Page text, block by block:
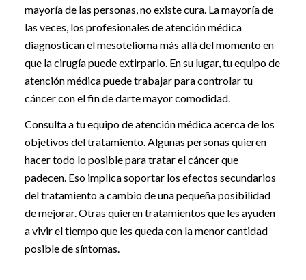
mayoría de las personas, no existe cura. La mayoría de
las veces, los profesionales de atención médica
diagnostican el mesotelioma más allá del momento en
que la cirugía puede extirparlo. En su lugar, tu equipo de
atención médica puede trabajar para controlar tu
cáncer con el fin de darte mayor comodidad.
Consulta a tu equipo de atención médica acerca de los
objetivos del tratamiento. Algunas personas quieren
hacer todo lo posible para tratar el cáncer que
padecen. Eso implica soportar los efectos secundarios
del tratamiento a cambio de una pequeña posibilidad
de mejorar. Otras quieren tratamientos que les ayuden
a vivir el tiempo que les queda con la menor cantidad
posible de síntomas.